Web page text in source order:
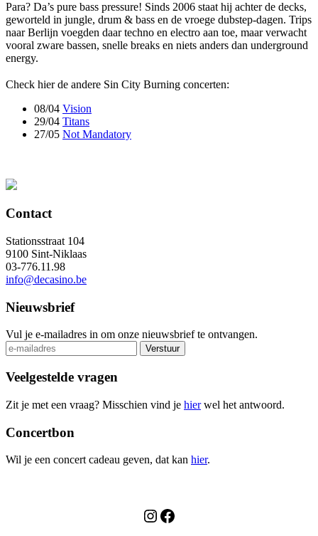
Para? Da’s pure bass pressure! Sinds 2006 staat hij achter de decks,
geworteld in jungle, drum & bass en de vroege dubstep-dagen. Trips
naar Berlijn voegden daar techno en electro aan toe, maar verwacht
vooral zware bassen, snelle breaks en niets anders dan underground
energy.
Check hier de andere Sin City Burning concerten:
08/04 Vision
29/04 Titans
27/05 Not Mandatory
Contact
Stationsstraat 104
9100 Sint-Niklaas
03-776.11.98
info@decasino.be
Nieuwsbrief
Vul je e-mailadres in om onze nieuwsbrief te ontvangen.
Veelgestelde vragen
Zit je met een vraag? Misschien vind je hierwel het antwoord.
Concertbon
Wil je een concert cadeau geven, dat kan hier.
Instagram
Facebook